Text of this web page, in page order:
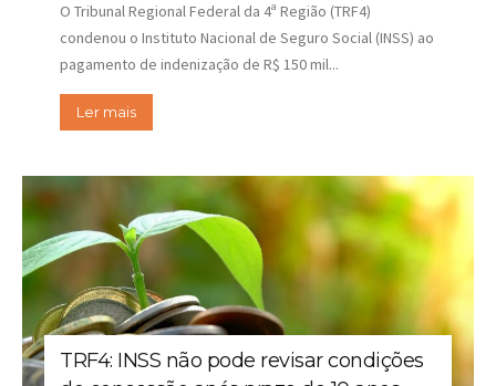
O Tribunal Regional Federal da 4ª Região (TRF4)
condenou o Instituto Nacional de Seguro Social (INSS) ao
pagamento de indenização de R$ 150 mil...
Ler mais
TRF4: INSS não pode revisar condições